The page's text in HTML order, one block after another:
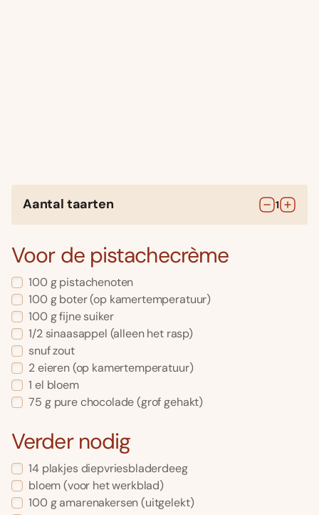
Aantal taarten 1
Voor de pistachecrème
100 g pistachenoten
100 g boter(op kamertemperatuur)
100 gfijne suiker
1/2 sinaasappel (alleen het rasp)
snuf zout
2eieren(op kamertemperatuur)
1 el bloem
75 g pure chocolade(grof gehakt)
Verder nodig
14 plakjes diepvriesbladerdeeg
bloem(voor het werkblad)
100 g amarenakersen(uitgelekt)